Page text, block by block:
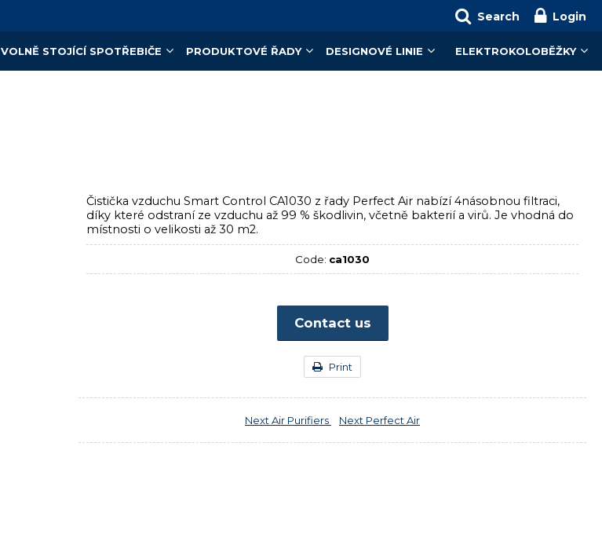
Login
Search
ELEKTROKOLOBĚŽKY
DESIGNOVÉ LINIE
PRODUKTOVÉ ŘADY
VOLNĚ STOJÍCÍ SPOTŘEBIČE
Čistička vzduchu Smart Control CA1030 z řady Perfect Air nabízí 4násobnou filtraci,
díky které odstraní ze vzduchu až 99 % škodlivin, včetně bakterií a virů. Je vhodná do
místnosti o velikosti až 30 m2.
Code: ca1030
Contact us
Print
Next Air Purifiers Next Perfect Air